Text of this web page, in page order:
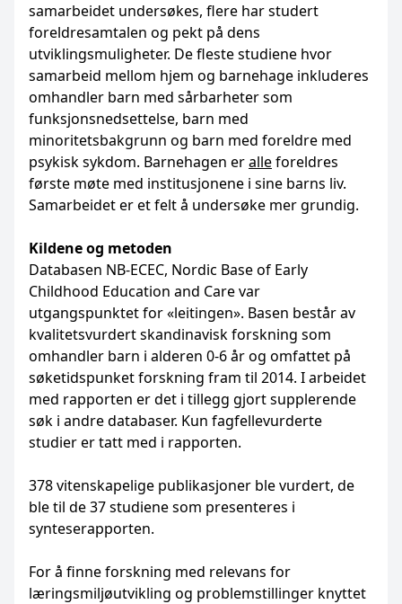
samarbeidet undersøkes, flere har studert
foreldresamtalen og pekt på dens
utviklingsmuligheter. De fleste studiene hvor
samarbeid mellom hjem og barnehage inkluderes
omhandler barn med sårbarheter som
funksjonsnedsettelse, barn med
minoritetsbakgrunn og barn med foreldre med
psykisk sykdom. Barnehagen eralleforeldres
første møte med institusjonene i sine barns liv.
Samarbeidet er et felt å undersøke mer grundig.
Kildene og metoden
Databasen NB-ECEC, Nordic Base of Early
Childhood Education and Care var
utgangspunktet for «leitingen». Basen består av
kvalitetsvurdert skandinavisk forskning som
omhandler barn i alderen 0-6 år og omfattet på
søketidspunket forskning fram til 2014. I arbeidet
med rapporten er det i tillegg gjort supplerende
søk i andre databaser. Kun fagfellevurderte
studier er tatt med i rapporten.
378 vitenskapelige publikasjoner ble vurdert, de
ble til de 37 studiene som presenteres i
synteserapporten.
For å finne forskning med relevans for
læringsmiljøutvikling og problemstillinger knyttet